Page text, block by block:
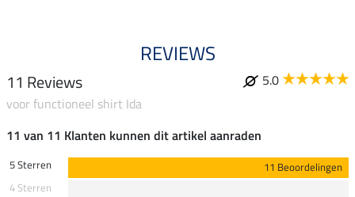
REVIEWS
11 Reviews
5.0
voor functioneel shirt Ida
11 van 11 Klanten kunnen dit artikel aanraden
5 Sterren
11 Beoordelingen
4 Sterren